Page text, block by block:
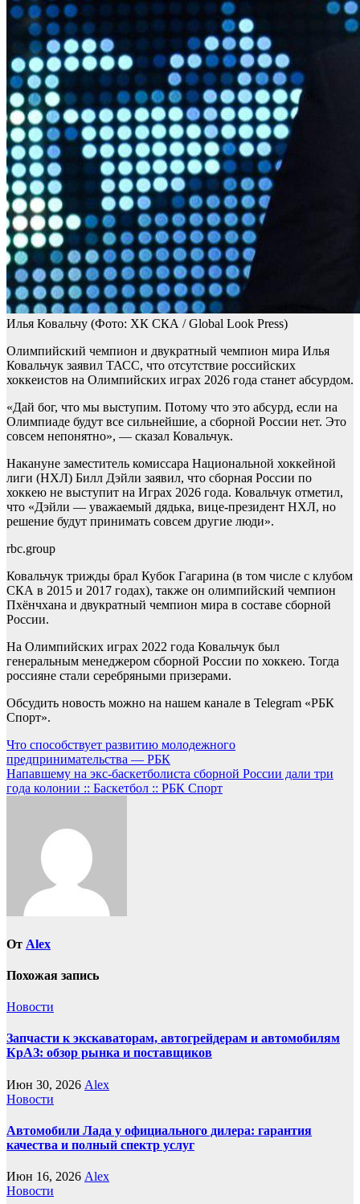
Илья Ковальчу (Фото: ХК СКА / Global Look Press)
Олимпийский чемпион и двукратный чемпион мира Илья
Ковальчук заявил ТАСС, что отсутствие российских
хоккеистов на Олимпийских играх 2026 года станет абсурдом.
«Дай бог, что мы выступим. Потому что это абсурд, если на
Олимпиаде будут все сильнейшие, а сборной России нет. Это
совсем непонятно», — сказал Ковальчук.
Накануне заместитель комиссара Национальной хоккейной
лиги (НХЛ) Билл Дэйли заявил, что сборная России по
хоккею не выступит на Играх 2026 года. Ковальчук отметил,
что «Дэйли — уважаемый дядька, вице-президент НХЛ, но
решение будут принимать совсем другие люди».
rbc.group
Ковальчук трижды брал Кубок Гагарина (в том числе с клубом
СКА в 2015 и 2017 годах), также он олимпийский чемпион
Пхёнчхана и двукратный чемпион мира в составе сборной
России.
На Олимпийских играх 2022 года Ковальчук был
генеральным менеджером сборной России по хоккею. Тогда
россияне стали серебряными призерами.
Обсудить новость можно на нашем канале в Telegram «РБК
Спорт».
Навигация
по
записям
Что способствует развитию молодежного
предпринимательства — РБК
Напавшему на экс-баскетболиста сборной России дали три
года колонии :: Баскетбол :: РБК Спорт
От Alex
Похожая запись
Новости
Запчасти к экскаваторам, автогрейдерам и автомобилям
КрАЗ: обзор рынка и поставщиков
Июн 30, 2026 Alex
Новости
Автомобили Лада у официального дилера: гарантия
качества и полный спектр услуг
Июн 16, 2026 Alex
Новости